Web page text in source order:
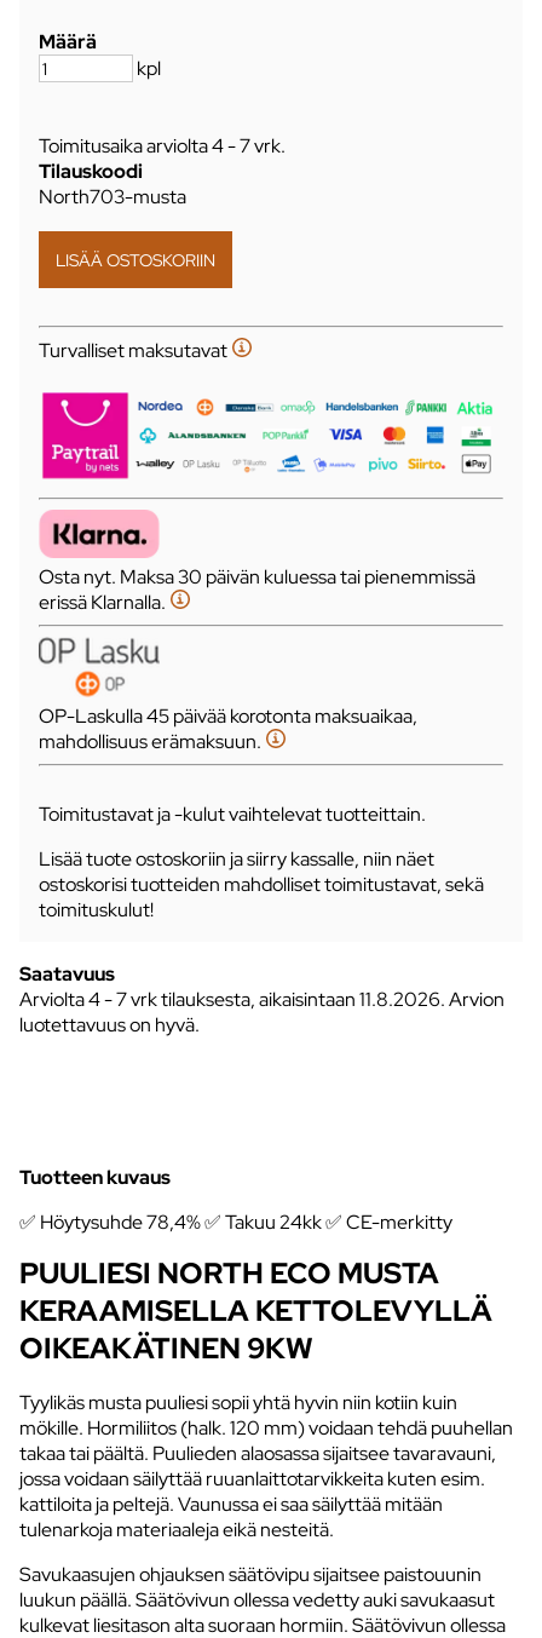
Määrä
kpl
Toimitusaika arviolta4 - 7 vrk.
Tilauskoodi
North703-musta
Turvalliset maksutavat
Osta nyt. Maksa 30 päivän kuluessa tai pienemmissä
erissä Klarnalla.
OP-Laskulla 45 päivää korotonta maksuaikaa,
mahdollisuus erämaksuun.
Toimitustavat ja -kulut vaihtelevat tuotteittain.
Lisää tuote ostoskoriin ja siirry kassalle, niin näet
ostoskorisi tuotteiden mahdolliset toimitustavat, sekä
toimituskulut!
Saatavuus
Arviolta4 - 7 vrk tilauksesta, aikaisintaan 11.8.2026.Arvion
luotettavuus on hyvä.
Tuotteen kuvaus
✅ Höytysuhde 78,4% ✅ Takuu 24kk ✅ CE-merkitty
PUULIESI NORTH ECO MUSTA
KERAAMISELLA KETTOLEVYLLÄ
OIKEAKÄTINEN 9KW
Tyylikäs musta puuliesi sopii yhtä hyvin niin kotiin kuin
mökille. Hormiliitos (halk. 120 mm) voidaan tehdä puuhellan
takaa tai päältä. Puulieden alaosassa sijaitsee tavaravauni,
jossa voidaan säilyttää ruuanlaittotarvikkeita kuten esim.
kattiloita ja peltejä. Vaunussa ei saa säilyttää mitään
tulenarkoja materiaaleja eikä nesteitä.
Savukaasujen ohjauksen säätövipu sijaitsee paistouunin
luukun päällä. Säätövivun ollessa vedetty auki savukaasut
kulkevat liesitason alta suoraan hormiin. Säätövivun ollessa